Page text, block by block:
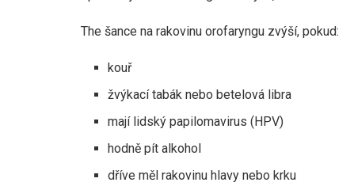
The šance na rakovinu orofaryngu zvýší, pokud:
kouř
žvýkací tabák nebo betelová libra
mají lidský papilomavirus (HPV)
hodně pít alkohol
dříve měl rakovinu hlavy nebo krku